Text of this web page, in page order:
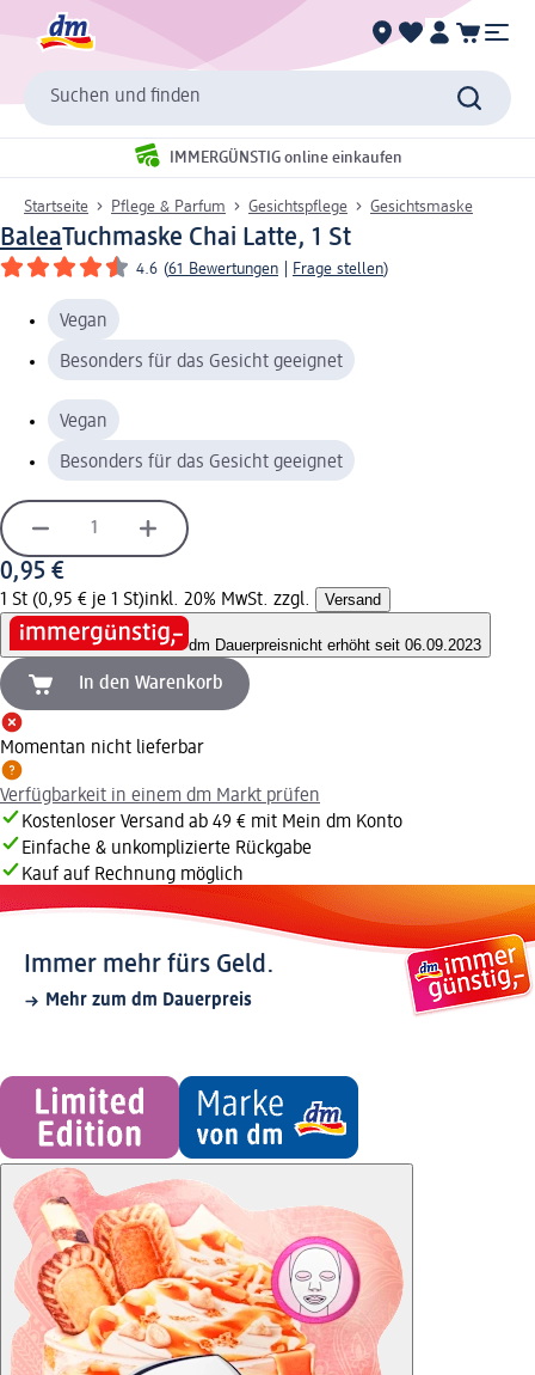
Suchen und finden
IMMERGÜNSTIG online einkaufen
Startseite Pflege & Parfum Gesichtspflege Gesichtsmaske
BaleaTuchmaske Chai Latte, 1 St
4.6 (61 Bewertungen Frage stellen)
Vegan
Besonders für das Gesicht geeignet
Vegan
Besonders für das Gesicht geeignet
0,95 €
1 St (0,95 € je 1 St)inkl. 20% MwSt. zzgl. Versand
dm Dauerpreisnicht erhöht seit 06.09.2023
In den Warenkorb
Momentan nicht lieferbar
Verfügbarkeit in einem dm Markt prüfen
Kostenloser Versand ab 49 € mit Mein dm Konto
Einfache & unkomplizierte Rückgabe
Kauf auf Rechnung möglich
Immer mehr fürs Geld.
Mehr zum dm Dauerpreis